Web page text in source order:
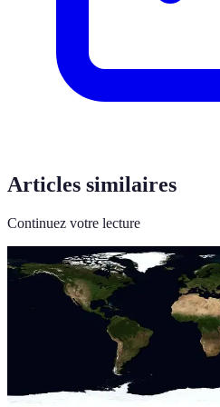
Articles similaires
Continuez votre lecture